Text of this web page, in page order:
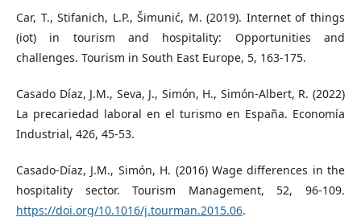
Car, T., Stifanich, L.P., Šimunić, M. (2019). Internet of things
(iot) in tourism and hospitality: Opportunities and
challenges. Tourism in South East Europe, 5, 163-175.
Casado Díaz, J.M., Seva, J., Simón, H., Simón-Albert, R. (2022)
La precariedad laboral en el turismo en España. Economía
Industrial, 426, 45-53.
Casado-Díaz, J.M., Simón, H. (2016) Wage differences in the
hospitality sector. Tourism Management, 52, 96-109.
https://doi.org/10.1016/j.tourman.2015.06.